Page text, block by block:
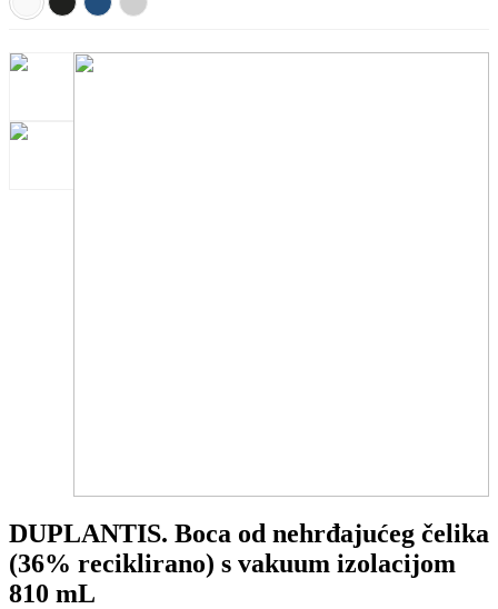
DUPLANTIS. Boca od nehrđajućeg čelika
(36% reciklirano) s vakuum izolacijom
810 mL